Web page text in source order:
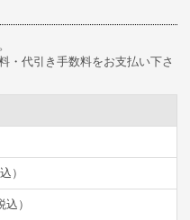
・代引き手数料をお支払い下さ
）
）